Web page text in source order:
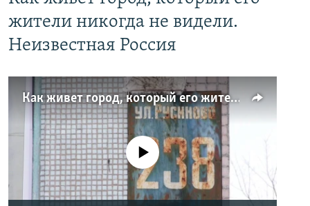
жители никогда не видели.
Неизвестная Россия
Как живет город, который его жители никогда не видели. Неизвестная Россия
No media source currently available